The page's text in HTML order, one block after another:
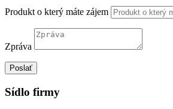
Produkt o který máte zájem
Zpráva
Poslať
Sídlo firmy